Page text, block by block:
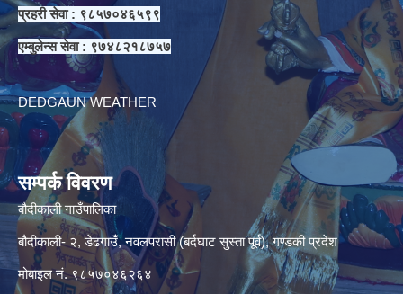
प्रहरी सेवा : ९८५७०४६५९९
एम्बुलेन्स सेवा : ९७४८२१८७५७
DEDGAUN WEATHER
सम्पर्क विवरण
बौदीकाली गाउँपालिका
बौदीकाली- २, डेढगाउँ, नवलपरासी (बर्दघाट सुस्ता पूर्व), गण्डकी प्रदेश
मोबाइल नं. ९८५७०४६२६४